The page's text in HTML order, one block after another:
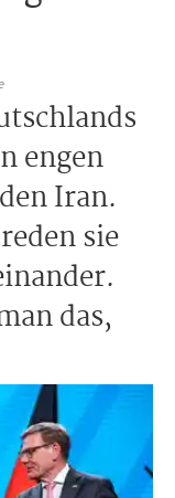
engen
Iran.
sie
das,